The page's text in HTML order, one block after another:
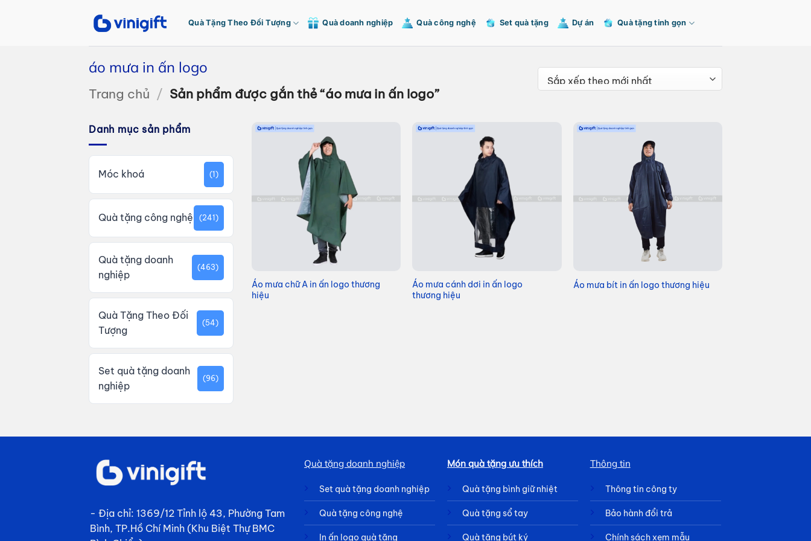
Quà Tặng Theo Đối Tượng Quà doanh nghiệp Quà công nghệ Set quà tặng Dự án Quà tặng tinh gọn
áo mưa in ấn logo
Trang chủ / Sản phẩm được gắn thẻ “áo mưa in ấn logo”
Danh mục sản phẩm
Móc khoá (1)
Quà tặng công nghệ (241)
Quà tặng doanh
nghiệp
(463)
Quà Tặng Theo Đối
Tượng
(54)
Set quà tặng doanh
nghiệp
(96)
Áo mưa chữ A in ấn logo thương
hiệu
Áo mưa cánh dơi in ấn logo
thương hiệu
Áo mưa bít in ấn logo thương hiệu
- Địa chỉ: 1369/12 Tỉnh lộ 43, Phường Tam
Bình, TP.Hồ Chí Minh (Khu Biệt Thự BMC
Quà tặng doanh nghiệp
Set quà tặng doanh nghiệp
Quà tặng công nghệ
In ấn logo quà tặng
Món quà tặng ưu thích
Quà tặng bình giữ nhiệt
Quà tặng sổ tay
Quà tặng bút ký
Thông tin
Thông tin công ty
Bảo hành đổi trả
Chính sách xem mẫu